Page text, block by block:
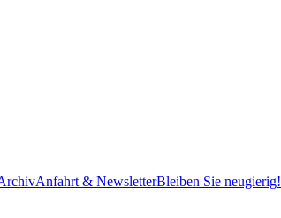
Anfahrt & NewsletterBleiben Sie neugierig!